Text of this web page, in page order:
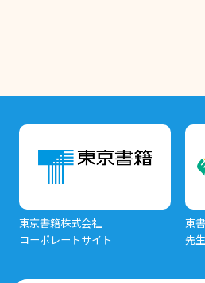
東京書籍株式会社
コーポレートサイト
東
先